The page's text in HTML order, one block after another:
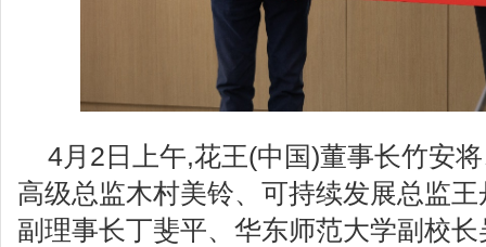
4月2日上午,花王(中国)董事长竹安
高级总监木村美铃、可持续发展总监
副理事长丁斐平、华东师范大学副校